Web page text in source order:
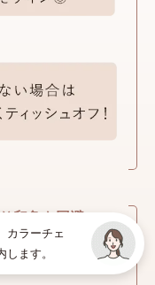
印象を回避
！
ラーチェ
ます。